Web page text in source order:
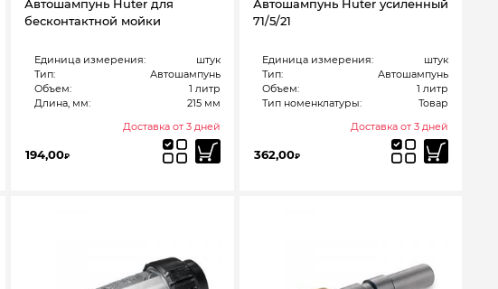
Автошампунь Huter для
бесконтактной мойки
Единица измерения:
штук
Тип:
Автошампунь
Объем:
1 литр
Длина, мм:
215 мм
Доставка от 3 дней
194,00₽
Автошампунь Huter усиленный
71/5/21
Единица измерения:
штук
Тип:
Автошампунь
Объем:
1 литр
Тип номенклатуры:
Товар
Доставка от 3 дней
362,00₽